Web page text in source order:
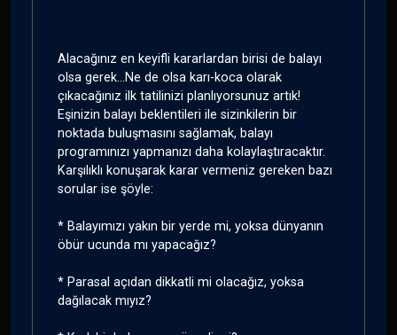
Alacağınız en keyifli kararlardan birisi de balayı
olsa gerek...Ne de olsa karı-koca olarak
çıkacağınız ilk tatilinizi planlıyorsunuz artık!
Eşinizin balayı beklentileri ile sizinkilerin bir
noktada buluşmasını sağlamak, balayı
programınızı yapmanızı daha kolaylaştıracaktır.
Karşılıklı konuşarak karar vermeniz gereken bazı
sorular ise şöyle:
* Balayımızı yakın bir yerde mi, yoksa dünyanın
öbür ucunda mı yapacağız?
* Parasal açıdan dikkatli mi olacağız, yoksa
dağılacak mıyız?